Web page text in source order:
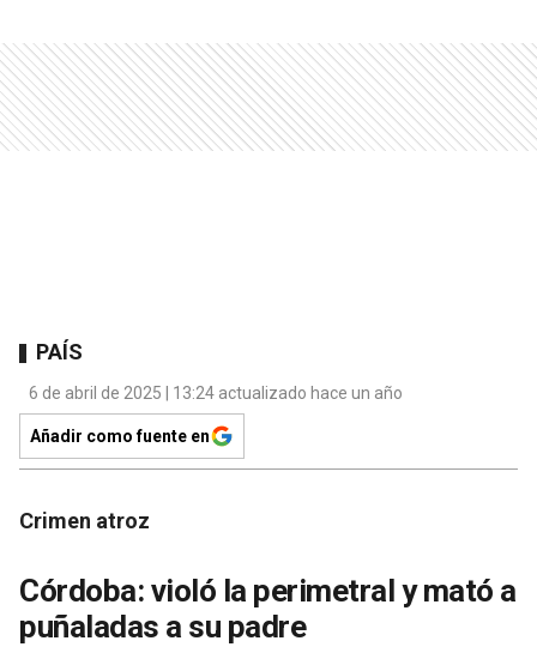
PAÍS
6 de abril de 2025 | 13:24 actualizado hace un año
Añadir como fuente en
Crimen atroz
Córdoba: violó la perimetral y mató a
puñaladas a su padre